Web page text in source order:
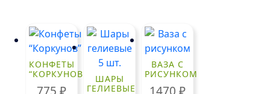
КОНФЕТЫ
“КОРКУНОВ”
775₽
ШАРЫ
ГЕЛИЕВЫЕ
ВАЗА С
РИСУНКОМ
1470 ₽